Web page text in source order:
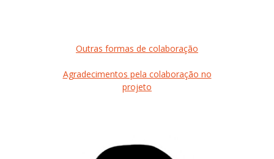
Outras formas de colaboração
Agradecimentos pela colaboração no
projeto